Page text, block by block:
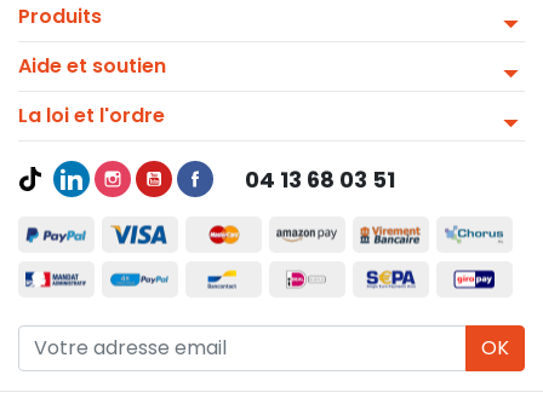
Produits
Aide et soutien
La loi et l'ordre
04 13 68 03 51
OK